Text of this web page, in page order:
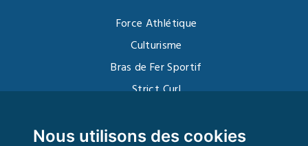
Nous utilisons des cookies
Force Athlétique
Culturisme
Bras de Fer Sportif
Strict Curl
Kettlebell